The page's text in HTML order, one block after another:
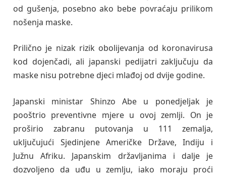
od gušenja, posebno ako bebe povraćaju prilikom
nošenja maske.
Prilično je nizak rizik obolijevanja od koronavirusa
kod dojenčadi, ali japanski pedijatri zaključuju da
maske nisu potrebne djeci mlađoj od dvije godine.
Japanski ministar Shinzo Abe u ponedjeljak je
pooštrio preventivne mjere u ovoj zemlji. On je
proširio zabranu putovanja u 111 zemalja,
uključujući Sjedinjene Američke Države, Indiju i
Južnu Afriku. Japanskim državljanima i dalje je
dozvoljeno da uđu u zemlju, iako moraju proći